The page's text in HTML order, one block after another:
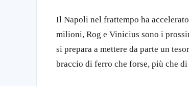
Il Napoli nel frattempo ha
milioni, Rog e Vinicius sono i
si prepara a mettere da parte un
braccio di ferro che forse, più che